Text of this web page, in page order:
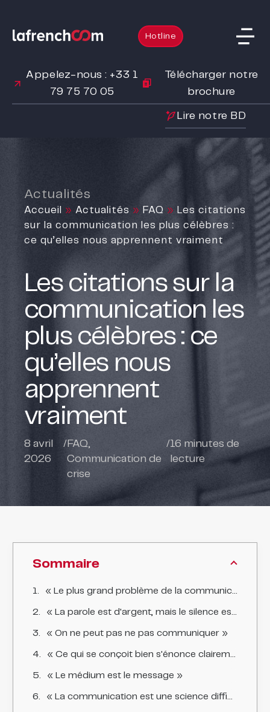
Hotline
Appelez-nous : +33 1
79 75 70 05
Télécharger notre
brochure
Lire notre BD
Actualités
Accueil » Actualités » FAQ » Les citations
sur la communication les plus célèbres :
ce qu’elles nous apprennent vraiment
Les citations sur la
communication les
plus célèbres : ce
qu’elles nous
apprennent
vraiment
8 avril
2026
/FAQ,
Communication de
crise
/16 minutes de
lecture
Sommaire
« Le plus grand problème de la communication est l'illusion qu'elle a eu lieu »
« La parole est d'argent, mais le silence est d'or »
« On ne peut pas ne pas communiquer »
« Ce qui se conçoit bien s'énonce clairement, et les mots pour le dire arrivent aisément »
« Le médium est le message »
« La communication est une science difficile. Ce n'est pas une science exacte »